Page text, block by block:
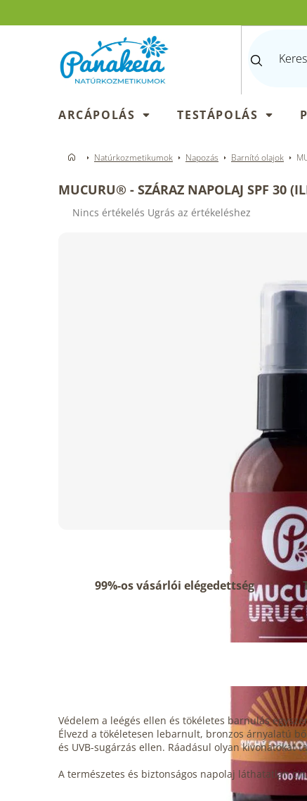
ARCÁPOLÁS TESTÁPOLÁS
Natúrkozmetikumok Napozás Barnító olajok
MUCURU® - SZÁRAZ NAPOLAJ SPF 30
A
Nincs értékelés Ugrás az értékeléshez
99%-os vásárlói elégedettség
Védelem a leégés ellen és tökéletes barnulás
Élvezd a tökéletesen lebarnult, bronzos árnyalatú
és UVB-sugárzás ellen. Ráadásul olyan
A természetes és biztonságos napolaj láthatatlan